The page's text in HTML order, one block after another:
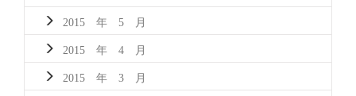
2015 年 5 月
2015 年 4 月
2015 年 3 月